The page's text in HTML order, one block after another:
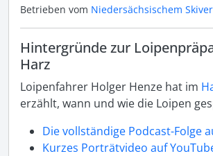
Betrieben vom Niedersächsischem
Hintergründe zur
Harz
Loipenfahrer Holger Henze hat im
erzählt, wann und wie die Loipen
Die vollständige Podcast-Folge
Kurzes Porträtvideo auf